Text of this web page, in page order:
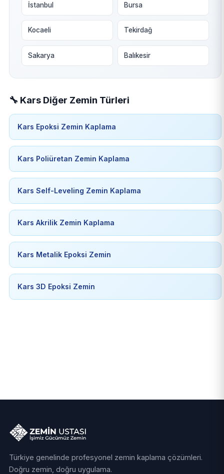
İstanbul Bursa
Kocaeli Tekirdağ
Sakarya Balıkesir
🔧 Kars Diğer Zemin Türleri
Kars Epoksi Zemin Kaplama
Kars Poliüretan Zemin Kaplama
Kars Self-Leveling Zemin Kaplama
Kars Akrilik Zemin Kaplama
Kars Metalik Epoksi Zemin
Kars 3D Epoksi Zemin
Türkiye genelinde profesyonel zemin kaplama çözümleri.
Doğru zemin, doğru uygulama.